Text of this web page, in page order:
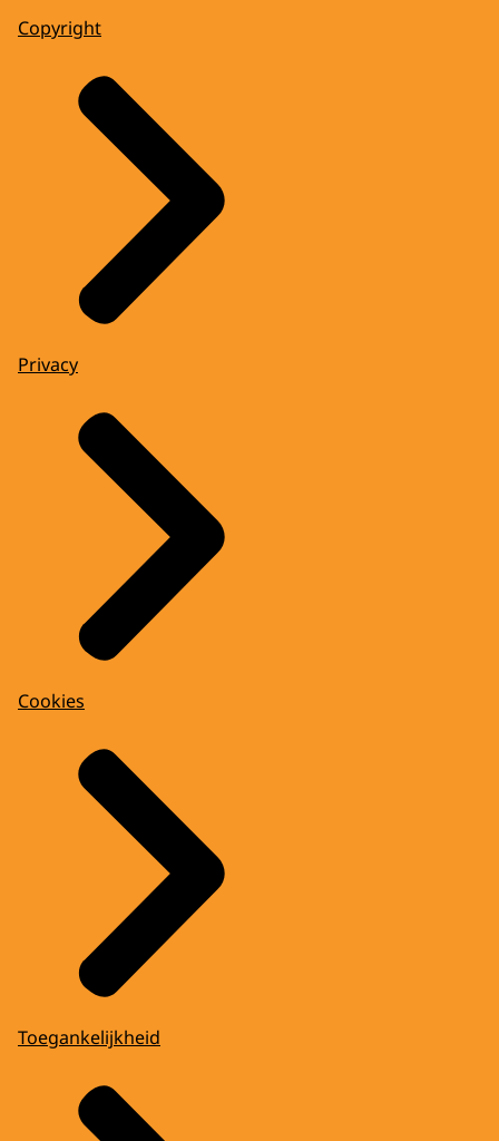
Copyright
Privacy
Cookies
Toegankelijkheid